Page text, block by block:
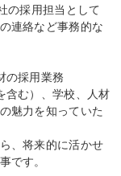
の採用担当として
連絡など事務的な
の採用業務
含む）、学校、人材
魅力を知っていた
、将来的に活かせ
です。